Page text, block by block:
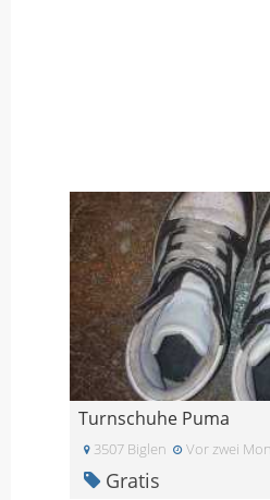
Turnschuhe Puma
3507 Biglen Vor zwei
Gratis